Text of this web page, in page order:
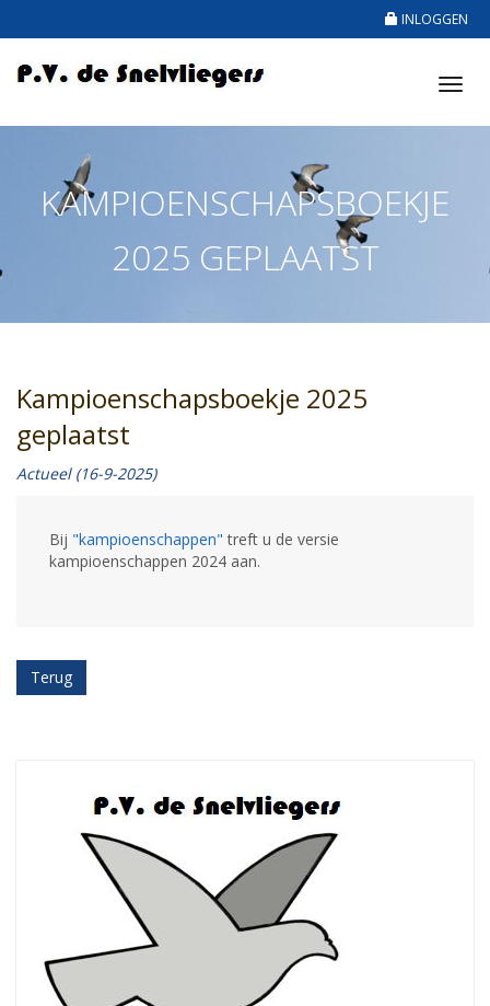
INLOGGEN
KAMPIOENSCHAPSBOEKJE
2025 GEPLAATST
Kampioenschapsboekje 2025
geplaatst
Actueel (16-9-2025)
Bij "kampioenschappen" treft u de versie
kampioenschappen 2024 aan.
Terug